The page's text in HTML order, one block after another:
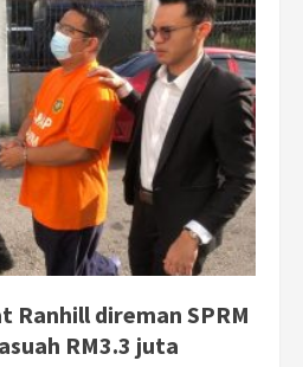
Ranhill direman SPRM
RM3.3 juta